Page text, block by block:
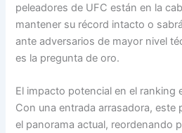
peleadores de UFC están en la
mantener su récord intacto o
ante adversarios de mayor nivel
es la pregunta de oro.
El impacto potencial en el ranking
Con una entrada arrasadora, este
el panorama actual, reordenando